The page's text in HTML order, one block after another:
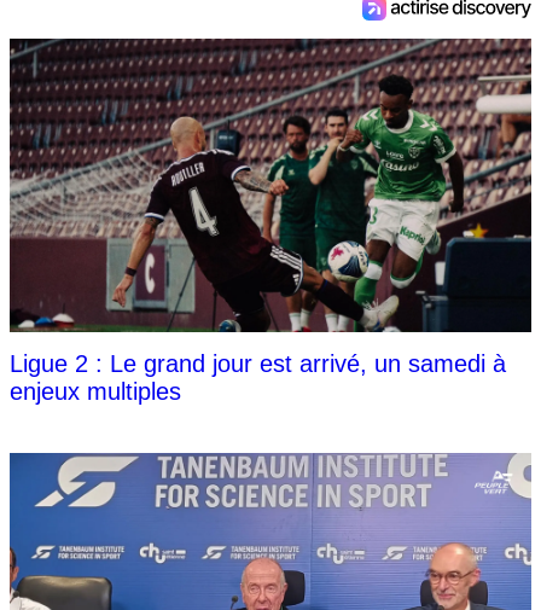
Ligue 2 : Le grand jour est arrivé, un samedi à
enjeux multiples